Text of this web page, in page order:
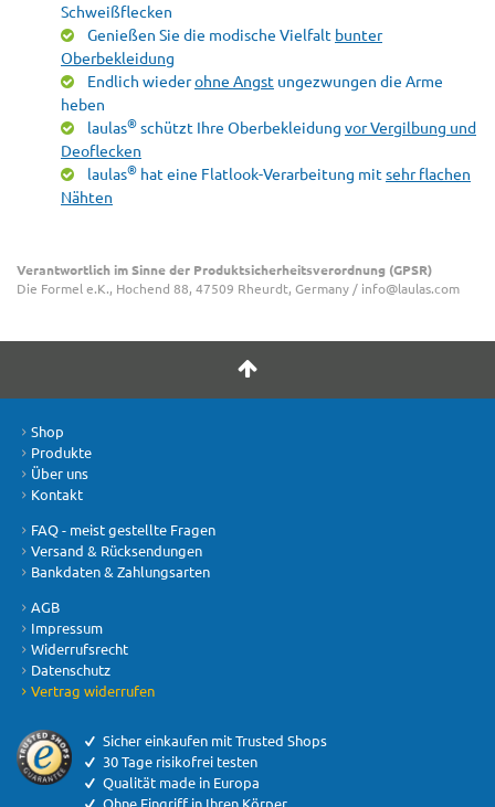
Schweißflecken
Genießen Sie die modische Vielfalt bunter
Oberbekleidung
Endlich wiederohne Angst ungezwungen die Arme
heben
laulas®schützt Ihre Oberbekleidung vor Vergilbung und
Deoflecken
laulas® hat eine Flatlook-Verarbeitung mit sehr flachen
Nähten
Verantwortlich im Sinne der Produktsicherheitsverordnung (GPSR)
Die Formel e.K., Hochend 88, 47509 Rheurdt, Germany / info@laulas.com
Shop
Produkte
Über uns
Kontakt
FAQ - meist gestellte Fragen
Versand & Rücksendungen
Bankdaten & Zahlungsarten
AGB
Impressum
Widerrufsrecht
Datenschutz
Vertrag widerrufen
Sicher einkaufen mit Trusted Shops
30 Tage risikofrei testen
Qualität made in Europa
Ohne Eingriff in Ihren Körper